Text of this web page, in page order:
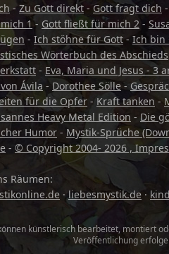
- Zu Gott direkt - Gott fragt dich -
1 - Gott fließt für mich 2 -
- Ich stöhne für Gott - Ich bin
Wörterbuch des Abschieds
- Eva, Maria und Jesus - 3
Ávila - Dorothee Sölle -
für die Opfer - Kraft tanken -
Heavy Metal Edition - Die
Humor - Mystik-Sprüche
- © Copyright 2004- 2026 ,
Räumen:
· liebesmystik.de ·
künstlerisch bearbeitet, montiert
Veröffentlichung